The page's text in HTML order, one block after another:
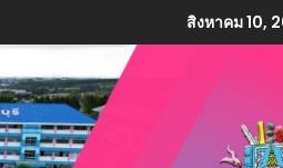
สิงหาคม 10,